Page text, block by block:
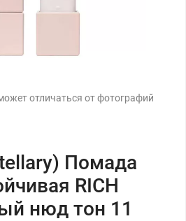
отличаться от фотографий
Помада
RICH
нюд тон 11